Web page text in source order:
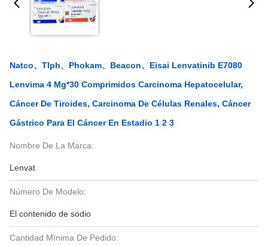
Natco、Tlph、Phokam、Beacon、Eisai Lenvatinib E7080
Lenvima 4 Mg*30 Comprimidos Carcinoma Hepatocelular,
Cáncer De Tiroides, Carcinoma De Células Renales, Cáncer
Gástrico Para El Cáncer En Estadio 1 2 3
Nombre De La Marca:
Lenvat
Número De Modelo:
El contenido de sodio
Cantidad Mínima De Pedido: